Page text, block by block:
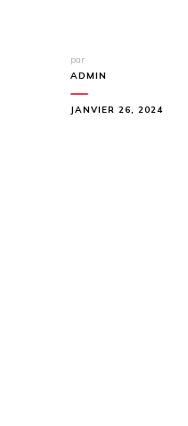
par
ADMIN
JANVIER 26, 2024